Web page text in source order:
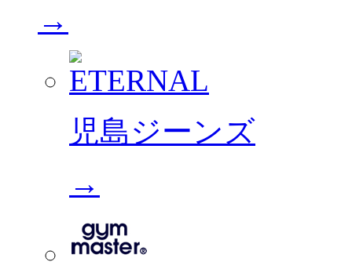
→
児島ジーンズ
→